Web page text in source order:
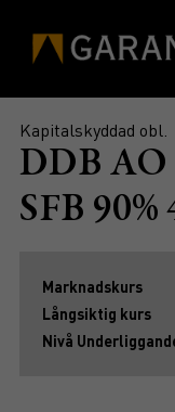
Kapitalskyddad obl.
DDB AO
SFB 90%
Marknadskurs
Långsiktig kurs
Nivå